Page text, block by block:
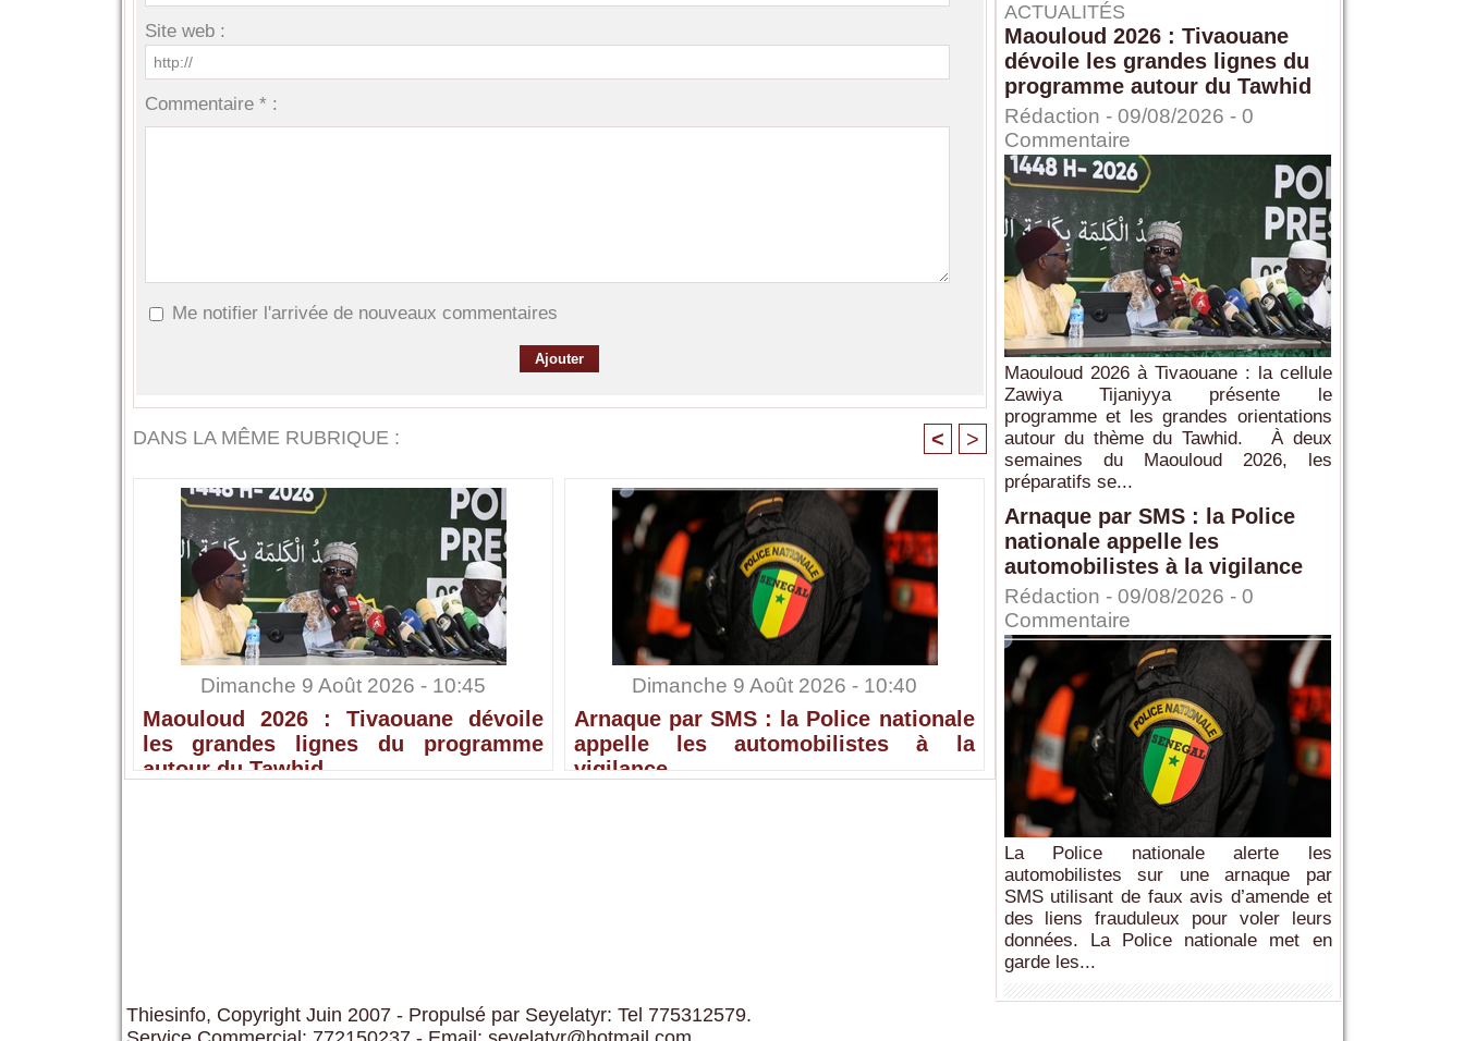
Site web :
Commentaire * :
Me notifier l'arrivée de nouveaux commentaires
DANS LA MÊME RUBRIQUE : < >
Dimanche 9 Août 2026 - 10:45
Maouloud 2026 : Tivaouane dévoile
les grandes lignes du programme
autour du Tawhid
Dimanche 9 Août 2026 - 10:40
Arnaque par SMS : la Police nationale
appelle les automobilistes à la
vigilance
ACTUALITÉS
Maouloud 2026 : Tivaouane
dévoile les grandes lignes du
programme autour du Tawhid
Rédaction - 09/08/2026 - 0
Commentaire
Maouloud 2026 à Tivaouane : la cellule
Zawiya Tijaniyya présente le
programme et les grandes orientations
autour du thème du Tawhid. À deux
semaines du Maouloud 2026, les
préparatifs se...
Arnaque par SMS : la Police
nationale appelle les
automobilistes à la vigilance
Rédaction - 09/08/2026 - 0
Commentaire
La Police nationale alerte les
automobilistes sur une arnaque par
SMS utilisant de faux avis d’amende et
des liens frauduleux pour voler leurs
données. La Police nationale met en
garde les...
Thiesinfo, Copyright Juin 2007 - Propulsé par Seyelatyr: Tel 775312579.